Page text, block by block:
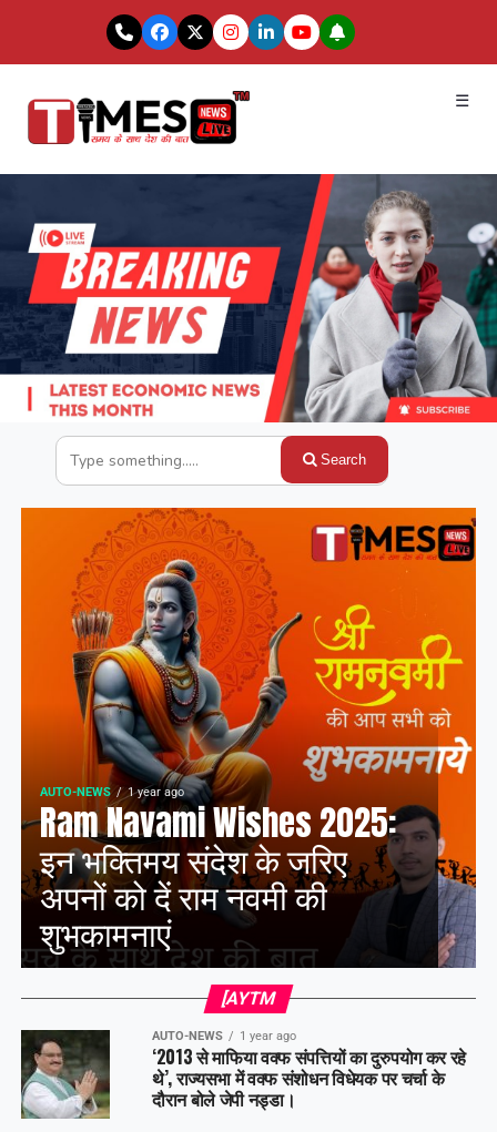
☰
Search
AUTO-NEWS 1 year ago
Ram Navami Wishes 2025:
इन भक्तिमय संदेश के जरिए
अपनों को दें राम नवमी की
शुभकामनाएं
[AYTM
AUTO-NEWS 1 year ago
‘2013 से माफिया वक्फ संपत्तियों का दुरुपयोग कर रहे
थे’, राज्यसभा में वक्फ संशोधन विधेयक पर चर्चा के
दौरान बोले जेपी नड्डा।